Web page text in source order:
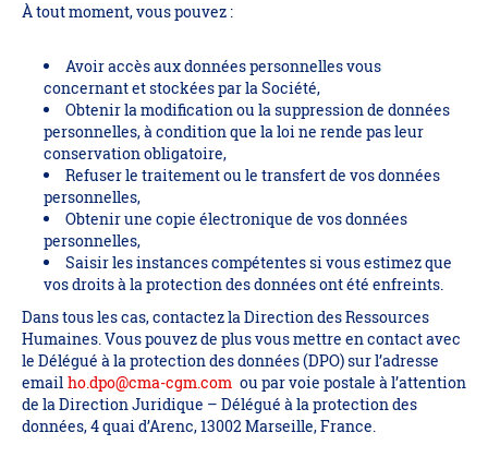
À tout moment, vous pouvez :
Avoir accès aux données personnelles vous
concernant et stockées par la Société,
Obtenir la modification ou la suppression de données
personnelles, à condition que la loi ne rende pas leur
conservation obligatoire,
Refuser le traitement ou le transfert de vos données
personnelles,
Obtenir une copie électronique de vos données
personnelles,
Saisir les instances compétentes si vous estimez que
vos droits à la protection des données ont été enfreints.
Dans tous les cas, contactez la Direction des Ressources
Humaines. Vous pouvez de plus vous mettre en contact avec
le Délégué à la protection des données (DPO) sur l’adresse
email ho.dpo@cma-cgm.com ou par voie postale à l’attention
de la Direction Juridique – Délégué à la protection des
données, 4 quai d’Arenc, 13002 Marseille, France.